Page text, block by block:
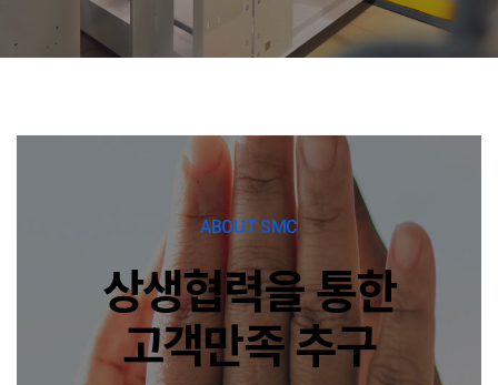
ABOUT SMC
상생협력을 통한
고객만족 추구